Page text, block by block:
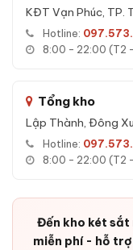
Khoang bí mật
Vách ngăn tháo rời
KĐT Vạn Phúc, TP.
Hotline:
8:00 - 22:00 (T2
Tổng kho
Lập Thành, Đông
Hotline:
8:00 - 22:00 (T2
Đến kho két sắt
miễn phí - hỗ